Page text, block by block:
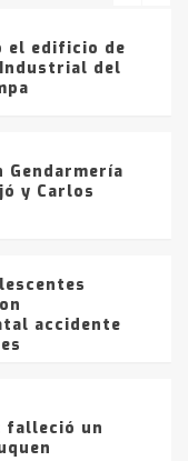
el edificio de
del
Gendarmería
y Carlos
accidente
falleció un